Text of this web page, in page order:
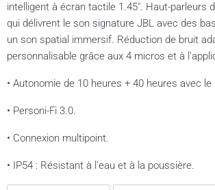
intelligent à écran tactile 1.45". Haut-parleurs
qui délivrent le son signature JBL avec des
un son spatial immersif. Réduction de bruit
personnalisable grâce aux 4 micros et à
• Autonomie de 10 heures + 40 heures avec le
• Personi-Fi 3.0.
• Connexion multipoint.
• IP54 : Résistant à l'eau et à la poussière.